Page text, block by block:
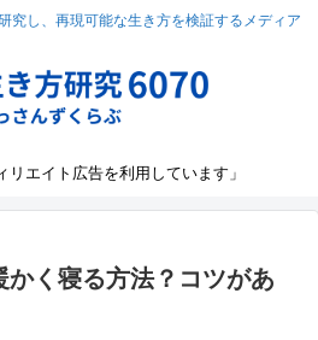
究し、再現可能な生き方を検証するメディア
リエイト広告を利用しています」
かく寝る方法？コツがあ